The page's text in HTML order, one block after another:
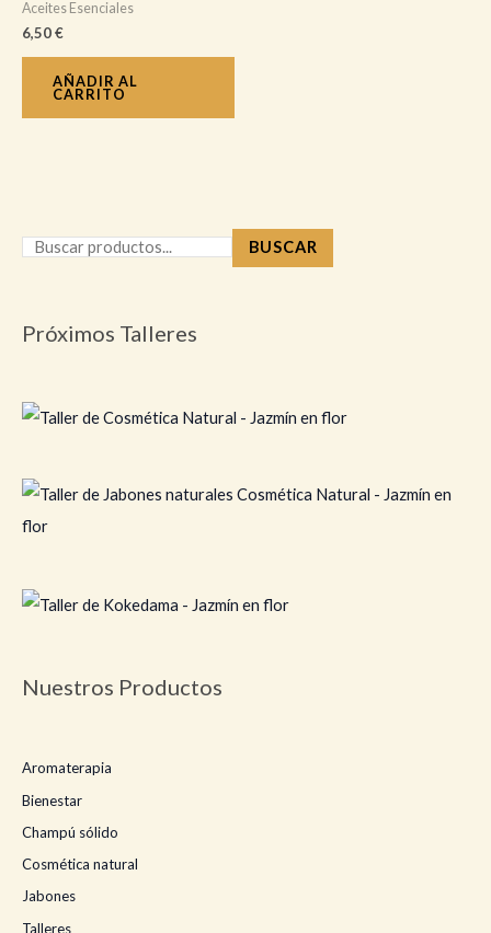
Aceites Esenciales
6,50€
AÑADIR AL
CARRITO
BUSCAR
Próximos Talleres
Nuestros Productos
Aromaterapia
Bienestar
Champú sólido
Cosmética natural
Jabones
Talleres